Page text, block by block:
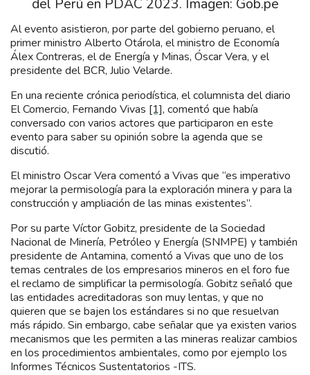
Al evento asistieron, por parte del gobierno peruano, el
primer ministro Alberto Otárola, el ministro de Economía
Álex Contreras, el de Energía y Minas, Óscar Vera, y el
presidente del BCR, Julio Velarde.
En una reciente crónica periodística, el columnista del diario
El Comercio, Fernando Vivas [1], comentó que había
conversado con varios actores que participaron en este
evento para saber su opinión sobre la agenda que se
discutió.
El ministro Oscar Vera comentó a Vivas que “es imperativo
mejorar la permisología para la exploración minera y para la
construcción y ampliación de las minas existentes”.
Por su parte Víctor Gobitz, presidente de la Sociedad
Nacional de Minería, Petróleo y Energía (SNMPE) y también
presidente de Antamina, comentó a Vivas que uno de los
temas centrales de los empresarios mineros en el foro fue
el reclamo de simplificar la permisología. Gobitz señaló que
las entidades acreditadoras son muy lentas, y que no
quieren que se bajen los estándares si no que resuelvan
más rápido. Sin embargo, cabe señalar que ya existen varios
mecanismos que les permiten a las mineras realizar cambios
en los procedimientos ambientales, como por ejemplo los
Informes Técnicos Sustentatorios -ITS.